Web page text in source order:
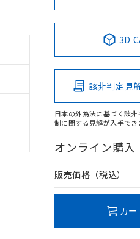
3D
該非判定見
日本の外為法に基づく該
制に関する見解が入手でき
オンライン購入
販売価格（税込）
カー